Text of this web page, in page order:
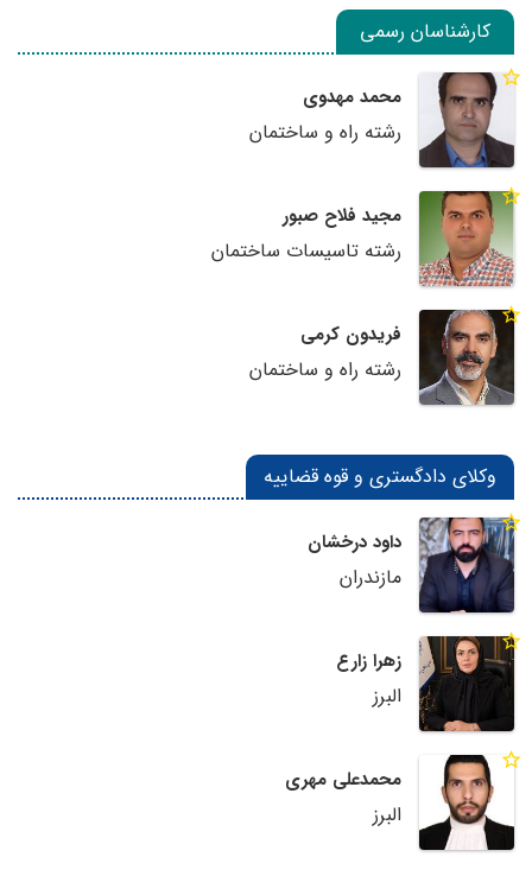
کارشناسان رسمی
محمد مهدوی
رشته راه و ساختمان
مجید فلاح صبور
رشته تاسیسات ساختمان
فریدون کرمی
رشته راه و ساختمان
وکلای دادگستری و قوه قضاییه
داود درخشان
مازندران
زهرا زارع
البرز
محمدعلی مهری
البرز